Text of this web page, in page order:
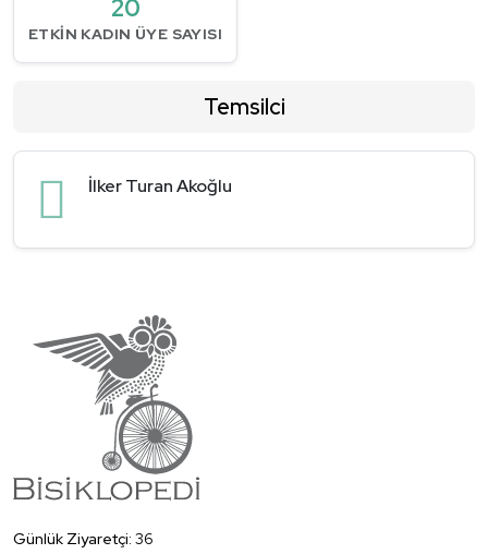
20
ETKIN KADIN ÜYE SAYISI
Temsilci
İlker Turan Akoğlu
Günlük Ziyaretçi: 36